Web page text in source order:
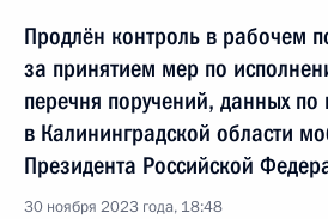
Продлён контроль в рабочем
за принятием мер по
перечня поручений, данных по
в Калининградской области
Президента Российской
30 ноября 2023 года, 18:48